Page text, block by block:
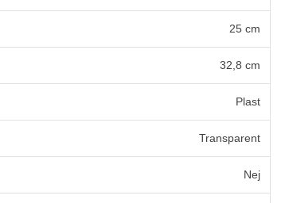
25 cm
32,8 cm
Plast
Transparent
Nej